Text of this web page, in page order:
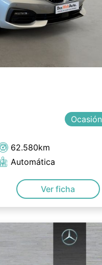
Ocasión
62.580km
Automática
Ver ficha